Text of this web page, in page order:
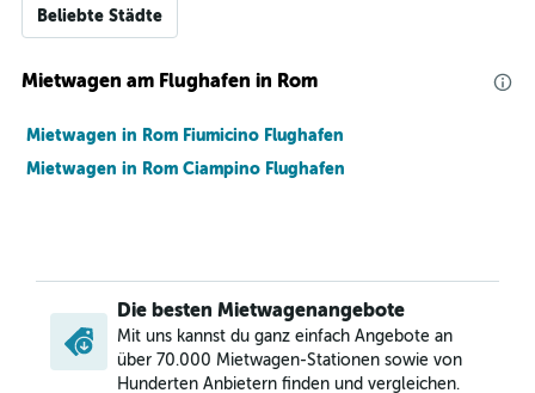
Beliebte Städte
Mietwagen am Flughafen in Rom
Mietwagen in Rom Fiumicino Flughafen
Mietwagen in Rom Ciampino Flughafen
Die besten Mietwagenangebote
Mit uns kannst du ganz einfach Angebote an
über 70.000 Mietwagen-Stationen sowie von
Hunderten Anbietern finden und vergleichen.